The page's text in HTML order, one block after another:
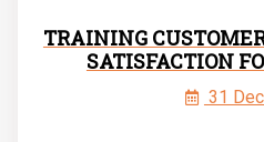
TRAINING
SATISFACTION
31